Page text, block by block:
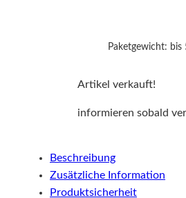
Paketgewicht: bis
Artikel verkauft!
informieren sobald
Beschreibung
Zusätzliche Information
Produktsicherheit